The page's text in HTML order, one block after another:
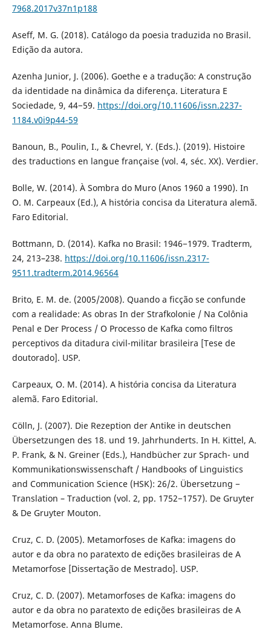
7968.2017v37n1p188
Aseff, M. G. (2018). Catálogo da poesia traduzida no Brasil.
Edição da autora.
Azenha Junior, J. (2006). Goethe e a tradução: A construção
da identidade na dinâmica da diferença. Literatura E
Sociedade, 9, 44−59. https://doi.org/10.11606/issn.2237-
1184.v0i9p44-59
Banoun, B., Poulin, I., & Chevrel, Y. (Eds.). (2019). Histoire
des traductions en langue française (vol. 4, séc. XX). Verdier.
Bolle, W. (2014). À Sombra do Muro (Anos 1960 a 1990). In
O. M. Carpeaux (Ed.), A história concisa da Literatura alemã.
Faro Editorial.
Bottmann, D. (2014). Kafka no Brasil: 1946−1979. Tradterm,
24, 213–238. https://doi.org/10.11606/issn.2317-
9511.tradterm.2014.96564
Brito, E. M. de. (2005/2008). Quando a ficção se confunde
com a realidade: As obras In der Strafkolonie / Na Colônia
Penal e Der Process / O Processo de Kafka como filtros
perceptivos da ditadura civil-militar brasileira [Tese de
doutorado]. USP.
Carpeaux, O. M. (2014). A história concisa da Literatura
alemã. Faro Editorial.
Cölln, J. (2007). Die Rezeption der Antike in deutschen
Übersetzungen des 18. und 19. Jahrhunderts. In H. Kittel, A.
P. Frank, & N. Greiner (Eds.), Handbücher zur Sprach- und
Kommunikationswissenschaft / Handbooks of Linguistics
and Communication Science (HSK): 26/2. Übersetzung −
Translation – Traduction (vol. 2, pp. 1752−1757). De Gruyter
& De Gruyter Mouton.
Cruz, C. D. (2005). Metamorfoses de Kafka: imagens do
autor e da obra no paratexto de edições brasileiras de A
Metamorfose [Dissertação de Mestrado]. USP.
Cruz, C. D. (2007). Metamorfoses de Kafka: imagens do
autor e da obra no paratexto de edições brasileiras de A
Metamorfose. Anna Blume.